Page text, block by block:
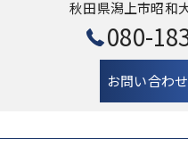
秋田県潟上市昭和
080-
お問い合わ